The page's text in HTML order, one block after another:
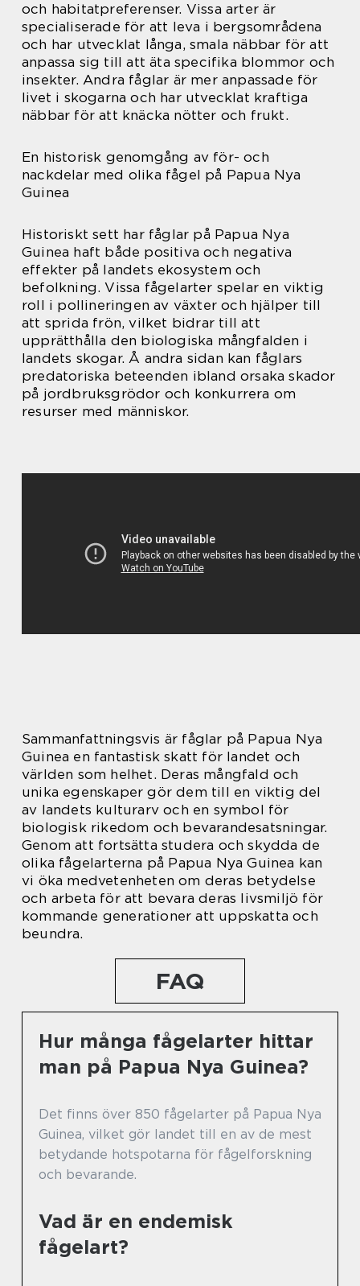
och habitatpreferenser. Vissa arter är
specialiserade för att leva i bergsområdena
och har utvecklat långa, smala näbbar för att
anpassa sig till att äta specifika blommor och
insekter. Andra fåglar är mer anpassade för
livet i skogarna och har utvecklat kraftiga
näbbar för att knäcka nötter och frukt.
En historisk genomgång av för- och
nackdelar med olika fågel på Papua Nya
Guinea
Historiskt sett har fåglar på Papua Nya
Guinea haft både positiva och negativa
effekter på landets ekosystem och
befolkning. Vissa fågelarter spelar en viktig
roll i pollineringen av växter och hjälper till
att sprida frön, vilket bidrar till att
upprätthålla den biologiska mångfalden i
landets skogar. Å andra sidan kan fåglars
predatoriska beteenden ibland orsaka skador
på jordbruksgrödor och konkurrera om
resurser med människor.
Sammanfattningsvis är fåglar på Papua Nya
Guinea en fantastisk skatt för landet och
världen som helhet. Deras mångfald och
unika egenskaper gör dem till en viktig del
av landets kulturarv och en symbol för
biologisk rikedom och bevarandesatsningar.
Genom att fortsätta studera och skydda de
olika fågelarterna på Papua Nya Guinea kan
vi öka medvetenheten om deras betydelse
och arbeta för att bevara deras livsmiljö för
kommande generationer att uppskatta och
beundra.
FAQ
Hur många fågelarter hittar
man på Papua Nya Guinea?
Det finns över 850 fågelarter på Papua Nya
Guinea, vilket gör landet till en av de mest
betydande hotspotarna för fågelforskning
och bevarande.
Vad är en endemisk
fågelart?